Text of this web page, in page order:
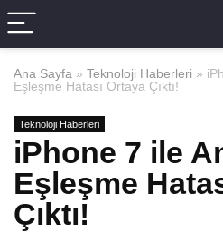
Ana Sayfa » Teknoloji Haberleri »
Eşleşme Hatası Ortaya Çıktı!
Teknoloji Haberleri
iPhone 7 ile
Eşleşme
Çıktı!